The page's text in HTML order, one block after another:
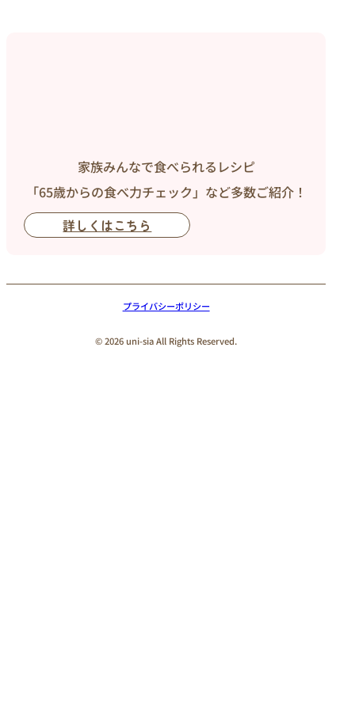
家族みんなで食べられるレシピ
「65歳からの食べ力チェック」など多数ご紹介！
詳しくはこちら
プライバシーポリシー
© 2026 uni-sia All Rights Reserved.